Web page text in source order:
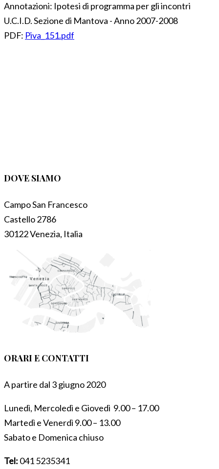
Annotazioni: Ipotesi di programma per gli incontri
U.C.I.D. Sezione di Mantova - Anno 2007-2008
PDF: Piva_151.pdf
DOVE SIAMO
Campo San Francesco
Castello 2786
30122 Venezia, Italia
ORARI E CONTATTI
A partire dal 3 giugno 2020
Lunedì, Mercoledì e Giovedì 9.00 – 17.00
Martedì e Venerdì 9.00 – 13.00
Sabato e Domenica chiuso
Tel: 041 5235341